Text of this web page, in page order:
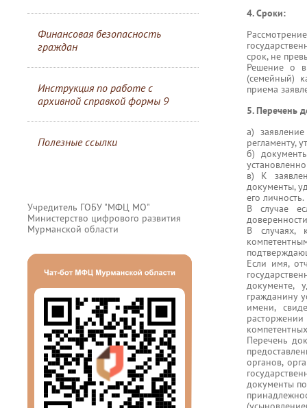
Финансовая безопасность
граждан
Инструкция по работе с
архивной справкой формы 9
Полезные ссылки
Учредитель ГОБУ "МФЦ МО"
Министерство цифрового развития
Мурманской области
4. Сроки:
срок, не
Решение о
(семейный)
приема
5. Перечень
а)
регламенту,
б)
в) К
документы,
его личность.
В случае
В случаях,
Если имя,
документе,
гражданину
имени,
Перечень
органов,
документы